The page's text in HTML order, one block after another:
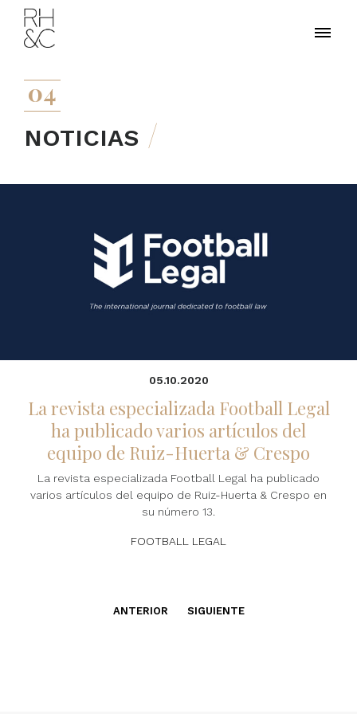
04
NOTICIAS
05.10.2020
La revista especializada Football Legal
ha publicado varios artículos del
equipo de Ruiz-Huerta & Crespo
La revista especializada Football Legal ha publicado
varios artículos del equipo de Ruiz-Huerta & Crespo en
su número 13.
FOOTBALL LEGAL
ANTERIOR SIGUIENTE